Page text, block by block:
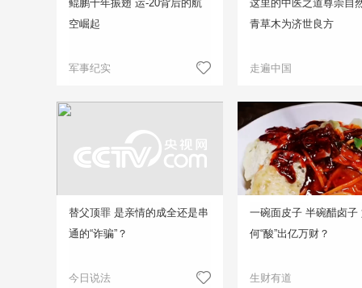
鲲鹏十年振翅 运-20背后的航
空崛起
军事纪实
这里的中医之道尊崇自
青草木为济世良方
走遍中国
替父顶罪 是亲情的成全还是串
通的“诈骗”？
今日说法
一碗面皮子 半碗醋卤子
何“酸”出亿万财？
生财有道